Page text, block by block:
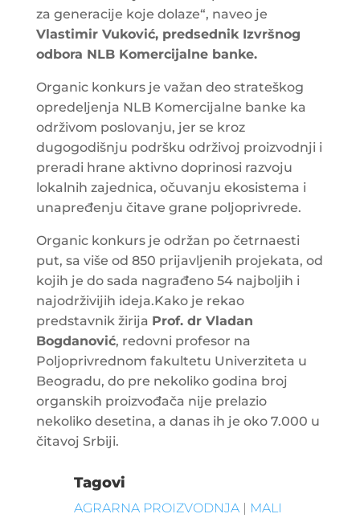
za generacije koje dolaze“, naveo je
Vlastimir Vuković, predsednik Izvršnog
odbora NLB Komercijalne banke.
Organic konkurs je važan deo strateškog
opredeljenja NLB Komercijalne banke ka
održivom poslovanju, jer se kroz
dugogodišnju podršku održivoj proizvodnji i
preradi hrane aktivno doprinosi razvoju
lokalnih zajednica, očuvanju ekosistema i
unapređenju čitave grane poljoprivrede.
Organic konkurs je održan po četrnaesti
put, sa više od 850 prijavljenih projekata, od
kojih je do sada nagrađeno 54 najboljih i
najodrživijih ideja.Kako je rekao
predstavnik žirija Prof. dr Vladan
Bogdanović, redovni profesor na
Poljoprivrednom fakultetu Univerziteta u
Beogradu, do pre nekoliko godina broj
organskih proizvođača nije prelazio
nekoliko desetina, a danas ih je oko 7.000 u
čitavoj Srbiji.
Tagovi
AGRARNA PROIZVODNJA| MALI